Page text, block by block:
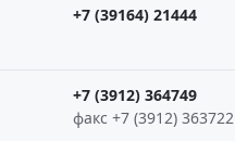
+7 (39164) 21444
+7 (3912) 364749
факс +7 (3912) 363722